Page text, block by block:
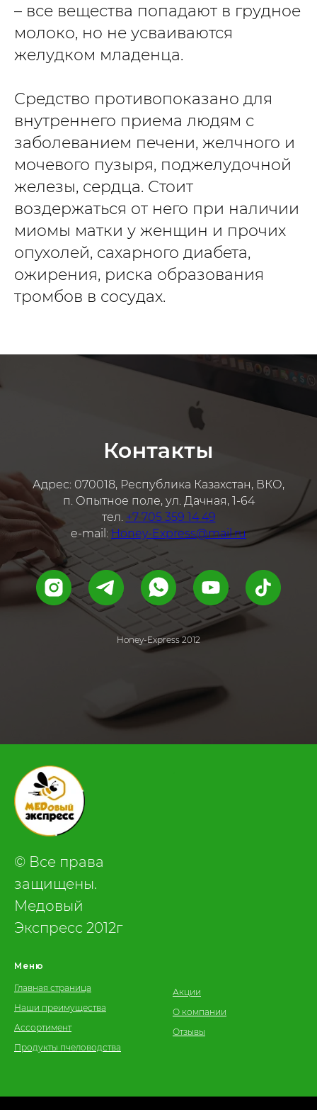
– все вещества попадают в грудное
молоко, но не усваиваются
желудком младенца.
Средство противопоказано для
внутреннего приема людям с
заболеванием печени, желчного и
мочевого пузыря, поджелудочной
железы, сердца. Стоит
воздержаться от него при наличии
миомы матки у женщин и прочих
опухолей, сахарного диабета,
ожирения, риска образования
тромбов в сосудах.
Контакты
Адрес: 070018, Республика Казахстан, ВКО,
п. Опытное поле, ул. Дачная, 1-64
тел. +7 705 359 14 49
e-mail: Honey-Express@mail.ru
Honey-Express 2012
© Все права
защищены.
Медовый
Экспресс 2012г
Меню
Главная страница
Наши преимущества
Ассортимент
Продукты пчеловодства
Акции
О компании
Отзывы